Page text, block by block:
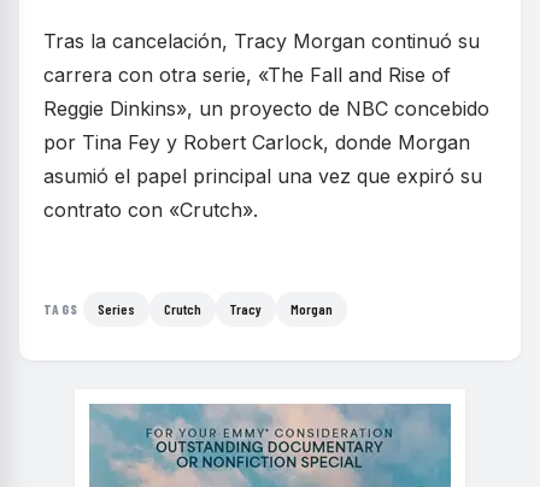
Tras la cancelación, Tracy Morgan continuó su
carrera con otra serie, «The Fall and Rise of
Reggie Dinkins», un proyecto de NBC concebido
por Tina Fey y Robert Carlock, donde Morgan
asumió el papel principal una vez que expiró su
contrato con «Crutch».
TAGS Series Crutch Tracy Morgan